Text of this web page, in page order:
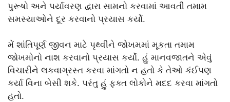
પુરૂષો અને પર્યાવરણ દ્વારા સામનો કરવામાં આવતી તમામ
સમસ્યાઓને દૂર કરવાનો પ્રયાસ કર્યો.
મેં શાંતિપૂર્ણ જીવન માટે પૃથ્વીને જોખમમાં મૂકતા તમામ
જોખમોનો નાશ કરવાનો પ્રયાસ કર્યો. હું માનવજાતને એવું
વિચારીને લકવાગ્રસ્ત કરવા માંગતો ન હતો કે તેઓ કંઈપણ
કર્યા વિના બેસી શકે. પરંતુ હું ફક્ત લોકોને મદદ કરવા માંગતો
હતો.